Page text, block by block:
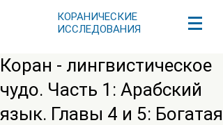
КОРАНИЧЕСКИЕ
ИССЛЕДОВАНИЯ
Коран - лингвистическое
чудо. Часть 1: Арабский
язык. Главы 4 и 5: Богатая